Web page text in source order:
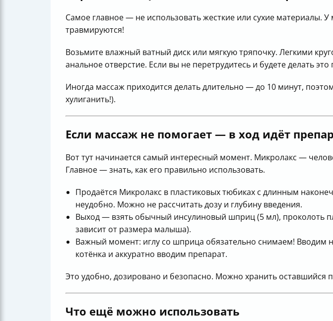
Самое главное — не использовать жесткие или сухие материалы.
травмируются!
Возьмите влажный ватный диск или мягкую тряпочку. Легкими
анальное отверстие. Если вы не перетрудитесь и будете делать
Иногда массаж приходится делать длительно — до 10 минут,
хулиганить!).
Если массаж не помогает — в ход идёт
Вот тут начинается самый интересный момент. Микролакс —
Главное — знать, как его правильно использовать.
Продаётся Микролакс в пластиковых тюбиках с длинным
неудобно. Можно не рассчитать дозу и глубину введения.
Выход — взять обычный инсулиновый шприц (5 мл), проколоть
зависит от размера малыша).
Важный момент: иглу со шприца обязательно снимаем! Вводим
котёнка и аккуратно вводим препарат.
Это удобно, дозировано и безопасно. Можно хранить оставшийся
Что ещё можно использовать